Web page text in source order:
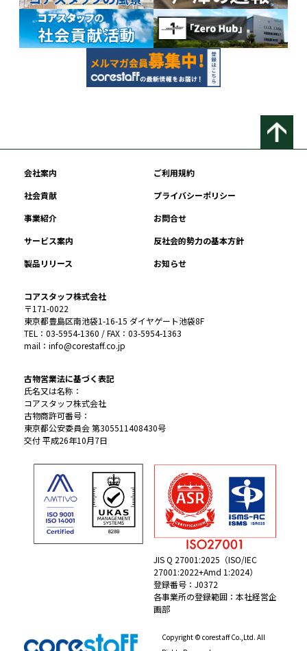
会社案内
ご利用規約
社会貢献
プライバシーポリシー
事業紹介
お問合せ
サービス案内
反社会的勢力の基本方針
製品リリース
お知らせ
コアスタッフ株式会社
〒171-0022
東京都豊島区南池袋1-16-15 ダイヤゲート池袋8F
TEL：03-5954-1360 / FAX：03-5954-1363
mail：info@corestaff.co.jp
古物営業法に基づく表記
氏名又は名称：
コアスタッフ株式会社
古物商許可番号：
東京都公安委員会 第305511408430号
交付 平成26年10月7日
JIS Q 27001:2025（ISO/IEC
27001:2022+Amd 1:2024）
登録番号：J0372
各事業所の登録範囲：本社経営企
画部
Copyright © corestaff Co.,Ltd. All